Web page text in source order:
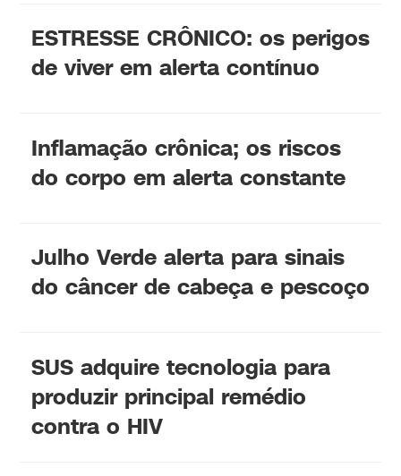
ESTRESSE CRÔNICO: os perigos
de viver em alerta contínuo
Inflamação crônica; os riscos
do corpo em alerta constante
Julho Verde alerta para sinais
do câncer de cabeça e pescoço
SUS adquire tecnologia para
produzir principal remédio
contra o HIV